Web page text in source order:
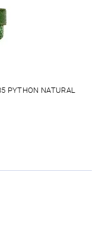
PYTHON NATURAL